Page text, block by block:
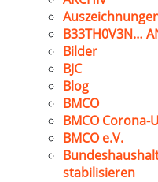
B33TH0V3N…
Bilder
BJC
Blog
BMCO
BMCO Corona-
BMCO e.V.
stabilisieren